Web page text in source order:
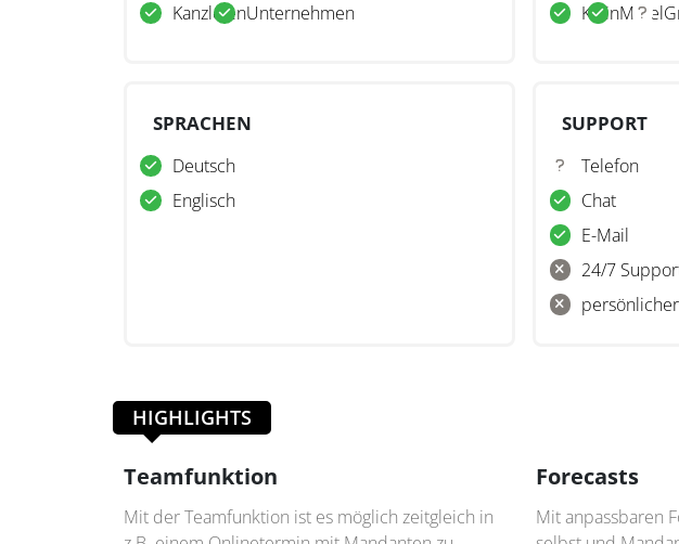
KanzleienUnternehmen KleinMittel
SPRACHEN
Deutsch
Englisch
SUPPORT
Telefon
Chat
E-Mail
24/7
HIGHLIGHTS
Teamfunktion
Mit der Teamfunktion ist es möglich zeitgleich in
Forecasts
Mit anpassbaren